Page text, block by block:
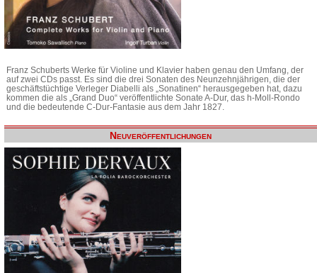
Franz Schuberts Werke für Violine und Klavier haben genau den Umfang, der
auf zwei CDs passt. Es sind die drei Sonaten des Neunzehnjährigen, die der
geschäftstüchtige Verleger Diabelli als „Sonatinen“ herausgegeben hat, dazu
kommen die als „Grand Duo“ veröffentlichte Sonate A-Dur, das h-Moll-Rondo
und die bedeutende C-Dur-Fantasie aus dem Jahr 1827.
Neuveröffentlichungen